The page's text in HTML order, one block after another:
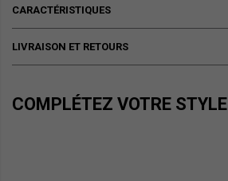
CARACTÉRISTIQUES
LIVRAISON ET RETOURS
COMPLÉTEZ VOTRE STYLE